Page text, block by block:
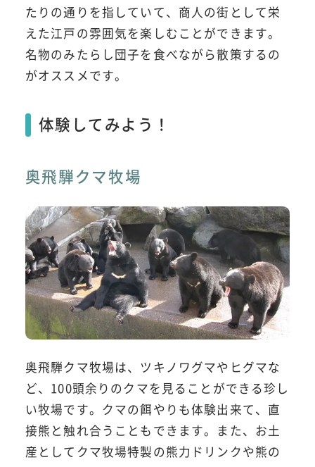
たりの通りを指していて、商人の街として栄
えた江戸の雰囲気を楽しむことができます。
名物のみたらし団子を食べながら散策するの
がオススメです。
体験してみよう！
奥飛騨クマ牧場
奥飛騨クマ牧場は、ツキノワグマやヒグマな
ど、100頭余りのクマを見ることができる珍し
い牧場です。クマの餌やりも体験出来て、直
接熊と触れ合うこともできます。また、お土
産としてクマ牧場特製の熊力ドリンクや熊の